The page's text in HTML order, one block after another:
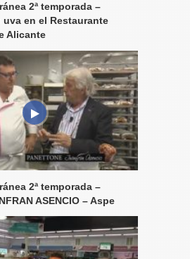
2ª temporada –
en el Restaurante
Alicante
2ª temporada –
ASENCIO – Aspe